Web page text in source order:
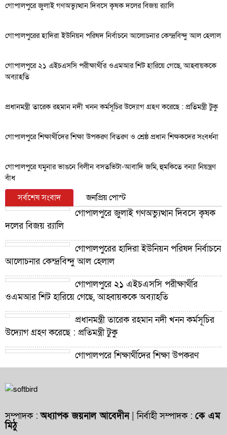
গোপালপুরে জুলাই গণঅভ্যুত্থান দিবসে কৃষক দলের বিজয় র‍্যালি
গোপালপুরের হাদিরা ইউনিয়ন পরিষদ নির্বাচনে আলোচনার কেন্দ্রবিন্দু আল হেলাল
গোপালপুরে ২১ এইচএসসি পরীক্ষার্থীর ওএমআর শিট হারিয়ে গেছে, আহ্বায়ককে
অব্যাহতি
প্রধানমন্ত্রী তারেক রহমান নদী খনন কর্মসূচির উদ্যোগ গ্রহণ করেছে : প্রতিমন্ত্রী টুকু
গোপালপুরে শিক্ষার্থীদের শিক্ষা উপকরণ বিতরণ ও শ্রেষ্ঠ প্রধান শিক্ষকদের সংবর্ধনা
গোপালপুরে যমুনার ভাঙনে বিলীন বসতভিটা-আবাদি জমি, হুমকিতে বন্যা নিয়ন্ত্রণ
বাঁধ
সর্বশেষ সংবাদ জনপ্রিয় পোস্ট
গোপালপুরে জুলাই গণঅভ্যুত্থান দিবসে কৃষক
দলের বিজয় র‍্যালি
গোপালপুরের হাদিরা ইউনিয়ন পরিষদ নির্বাচনে
আলোচনার কেন্দ্রবিন্দু আল হেলাল
গোপালপুরে ২১ এইচএসসি পরীক্ষার্থীর
ওএমআর শিট হারিয়ে গেছে, আহ্বায়ককে অব্যাহতি
প্রধানমন্ত্রী তারেক রহমান নদী খনন কর্মসূচির
উদ্যোগ গ্রহণ করেছে : প্রতিমন্ত্রী টুকু
গোপালপুরে শিক্ষার্থীদের শিক্ষা উপকরণ
বিতরণ ও শ্রেষ্ঠ প্রধান শিক্ষকদের সংবর্ধনা
সম্পাদক :অধ্যাপক জয়নাল আবেদীন| নির্বাহী সম্পাদক : কে এম
মিঠু